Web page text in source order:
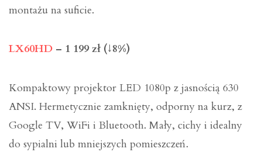
montażu na suficie.
LX60HD – 1 199 zł (↓8%)
Kompaktowy projektor LED 1080p z jasnością 630
ANSI. Hermetycznie zamknięty, odporny na kurz, z
Google TV, WiFi i Bluetooth. Mały, cichy i idealny
do sypialni lub mniejszych pomieszczeń.